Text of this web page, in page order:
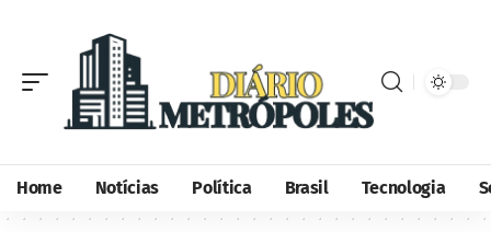
Home Notícias Política Brasil Tecnologia